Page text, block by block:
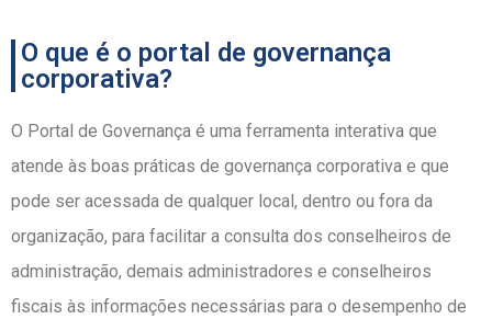
O que é o portal de governança
corporativa?
O Portal de Governança é uma ferramenta interativa que
atende às boas práticas de governança corporativa e que
pode ser acessada de qualquer local, dentro ou fora da
organização, para facilitar a consulta dos conselheiros de
administração, demais administradores e conselheiros
fiscais às informações necessárias para o desempenho de